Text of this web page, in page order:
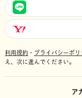
利用規約 ・ プライバシーポリ
え、次に進んでください。
ア